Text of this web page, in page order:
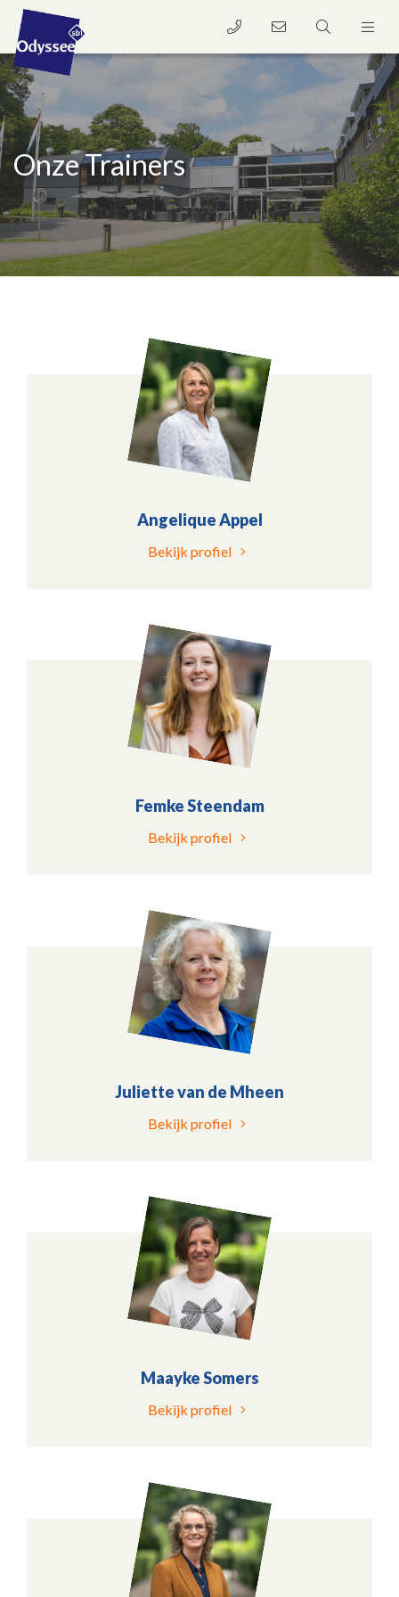
Onze Trainers
Angelique Appel
Bekijk profiel
Femke Steendam
Bekijk profiel
Juliette van de Mheen
Bekijk profiel
Maayke Somers
Bekijk profiel